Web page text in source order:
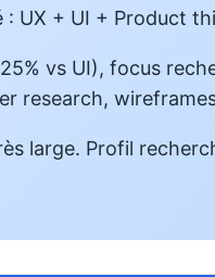
UX + UI + Product
vs UI), focus
research,
large. Profil